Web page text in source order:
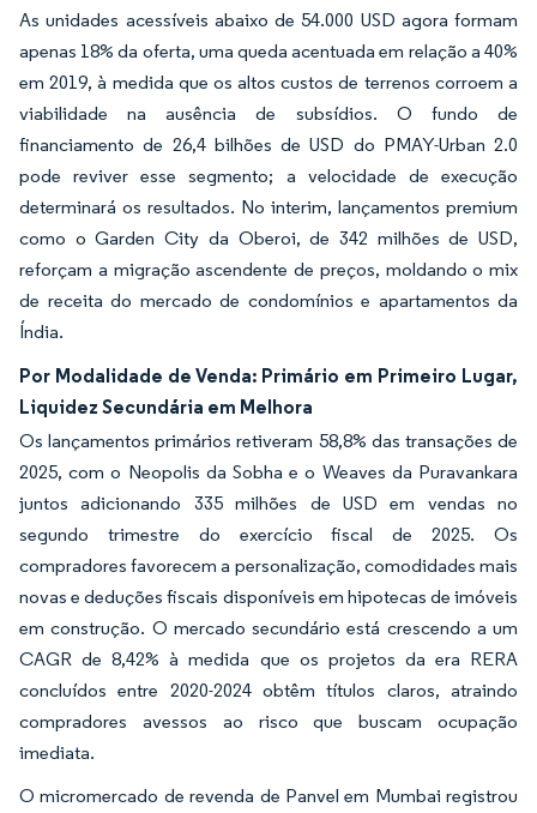
As unidades acessíveis abaixo de 54.000 USD agora formam
apenas 18% da oferta, uma queda acentuada em relação a 40%
em 2019, à medida que os altos custos de terrenos corroem a
viabilidade na ausência de subsídios. O fundo de
financiamento de 26,4 bilhões de USD do PMAY-Urban 2.0
pode reviver esse segmento; a velocidade de execução
determinará os resultados. No interim, lançamentos premium
como o Garden City da Oberoi, de 342 milhões de USD,
reforçam a migração ascendente de preços, moldando o mix
de receita do mercado de condomínios e apartamentos da
Índia.
Por Modalidade de Venda: Primário em Primeiro Lugar,
Liquidez Secundária em Melhora
Os lançamentos primários retiveram 58,8% das transações de
2025, com o Neopolis da Sobha e o Weaves da Puravankara
juntos adicionando 335 milhões de USD em vendas no
segundo trimestre do exercício fiscal de 2025. Os
compradores favorecem a personalização, comodidades mais
novas e deduções fiscais disponíveis em hipotecas de imóveis
em construção. O mercado secundário está crescendo a um
CAGR de 8,42% à medida que os projetos da era RERA
concluídos entre 2020-2024 obtêm títulos claros, atraindo
compradores avessos ao risco que buscam ocupação
imediata.
O micromercado de revenda de Panvel em Mumbai registrou